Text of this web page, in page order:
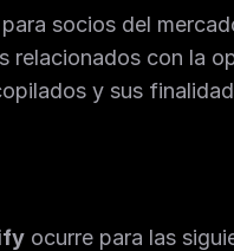
socios del
con la
y sus
ocurre para las